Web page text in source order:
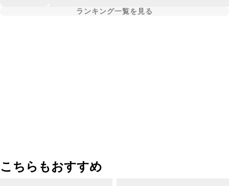
ランキング一覧を見る
こちらもおすすめ